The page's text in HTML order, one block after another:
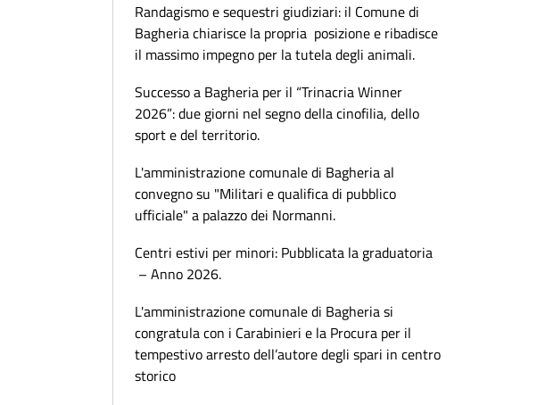
Randagismo e sequestri giudiziari: il Comune di
Bagheria chiarisce la propria posizione e ribadisce
il massimo impegno per la tutela degli animali.
Successo a Bagheria per il “Trinacria Winner
2026”: due giorni nel segno della cinofilia, dello
sport e del territorio.
L'amministrazione comunale di Bagheria al
convegno su "Militari e qualifica di pubblico
ufficiale" a palazzo dei Normanni.
Centri estivi per minori: Pubblicata la graduatoria
– Anno 2026.
L'amministrazione comunale di Bagheria si
congratula con i Carabinieri e la Procura per il
tempestivo arresto dell’autore degli spari in centro
storico